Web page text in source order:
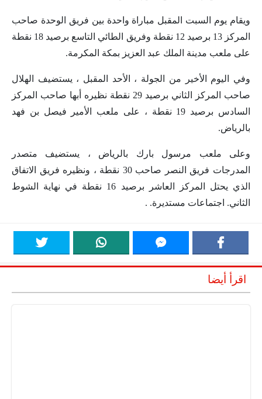
ويقام يوم السبت المقبل مباراة واحدة بين فريق الوحدة صاحب
المركز 13 برصيد 12 نقطة وفريق الطائي التاسع برصيد 18 نقطة
على ملعب مدينة الملك عبد العزيز بمكة المكرمة.
وفي اليوم الأخير من الجولة ، الأحد المقبل ، يستضيف الهلال
صاحب المركز الثاني برصيد 29 نقطة نظيره أبها صاحب المركز
السادس برصيد 19 نقطة ، على ملعب الأمير فيصل بن فهد
بالرياض.
وعلى ملعب مرسول بارك بالرياض ، يستضيف متصدر
المدرجات فريق النصر صاحب 30 نقطة ، ونظيره فريق الاتفاق
الذي يحتل المركز العاشر برصيد 16 نقطة في نهاية الشوط
الثاني. اجتماعات مستديرة. .
اقرأ أيضا